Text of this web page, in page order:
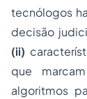
tecnólogos
decisão
(ii)
que
algoritmos